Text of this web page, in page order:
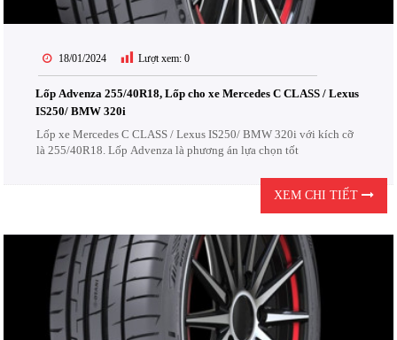
18/01/2024 Lượt xem: 0
Lốp Advenza 255/40R18, Lốp cho xe Mercedes C CLASS / Lexus
IS250/ BMW 320i
Lốp xe Mercedes C CLASS / Lexus IS250/ BMW 320i với kích cỡ
là 255/40R18. Lốp Advenza là phương án lựa chọn tốt
XEM CHI TIẾT